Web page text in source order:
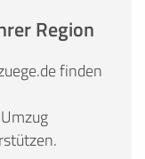
Region
finden